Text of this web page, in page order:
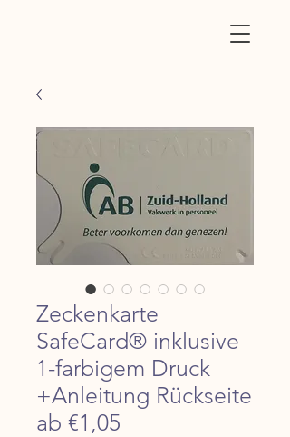
Zeckenkarte
SafeCard® inklusive
1-farbigem Druck
+Anleitung Rückseite
ab €1,05